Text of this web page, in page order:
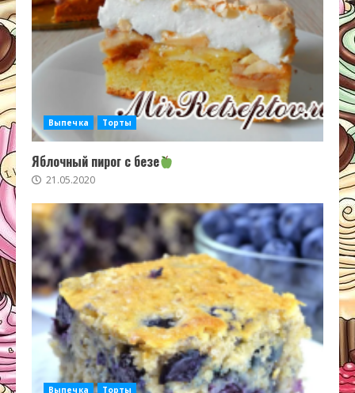
Выпечка Торты
Яблочный пирог с безе
21.05.2020
Выпечка Торты